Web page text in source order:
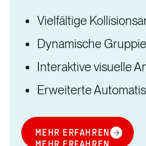
Vielfältige
Dynamische
Interaktive visuelle
Erweiterte
MEHR ERFAHREN